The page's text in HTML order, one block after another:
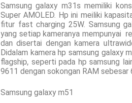
Samsung galaxy m31s memiliki
Super AMOLED. Hp ini meiliki
fitur fast charging 25W. Samsung
yang setiap kameranya mempunyai
dan disertai dengan kamera
Didalam kamera hp samsung galaxy
flagship, seperti pada hp samsung
9611 dengan sokongan RAM sebesar
Samsung galaxy m51